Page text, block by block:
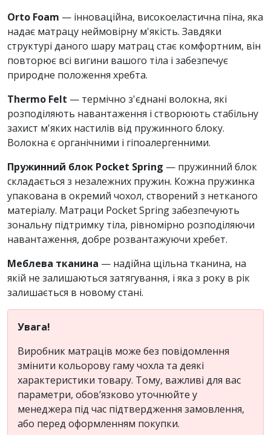
Orto Foam — інноваційна, високоеластична піна, яка
надає матрацу неймовірну м'якість. Завдяки
структурі даного шару матрац стає комфортним, він
повторює всі вигини вашого тіла і забезпечує
природне положення хребта.
Thermo Felt — термічно з'єднані волокна, які
розподіляють навантаження і створюють стабільну
захист м'яких настилів від пружинного блоку.
Волокна є органічними і гіпоалергенними.
Пружинний блок Pocket Spring — пружинний блок
складається з незалежних пружин. Кожна пружинка
упакована в окремий чохол, створений з нетканого
матеріалу. Матраци Pocket Spring забезпечують
зональну підтримку тіла, рівномірно розподіляючи
навантаження, добре розвантажуючи хребет.
Меблева тканина — надійна щільна тканина, на
якій не залишаються затягування, і яка з року в рік
залишається в новому стані.
Увага!
Виробник матраців може без повідомлення
змінити кольорову гаму чохла та деякі
характеристики товару. Тому, важливі для вас
параметри, обов’язково уточнюйте у
менеджера під час підтвердження замовлення,
або перед оформленням покупки.